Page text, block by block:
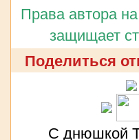
Права автора
защищает
Поделиться
С днюшкой